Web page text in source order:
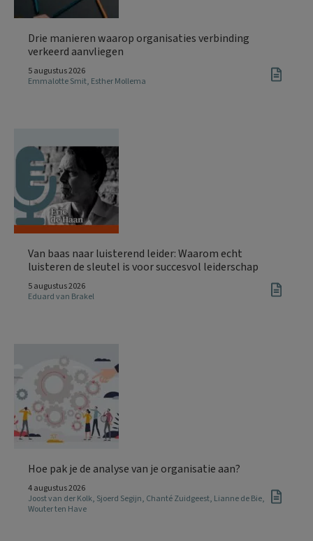
Drie manieren waarop organisaties verbinding
verkeerd aanvliegen
5 augustus 2026
Emmalotte Smit, Esther Mollema
Van baas naar luisterend leider: Waarom echt
luisteren de sleutel is voor succesvol leiderschap
5 augustus 2026
Eduard van Brakel
Hoe pak je de analyse van je organisatie aan?
4 augustus 2026
Joost van der Kolk, Sjoerd Segijn, Chanté Zuidgeest, Lianne de Bie,
Wouter ten Have